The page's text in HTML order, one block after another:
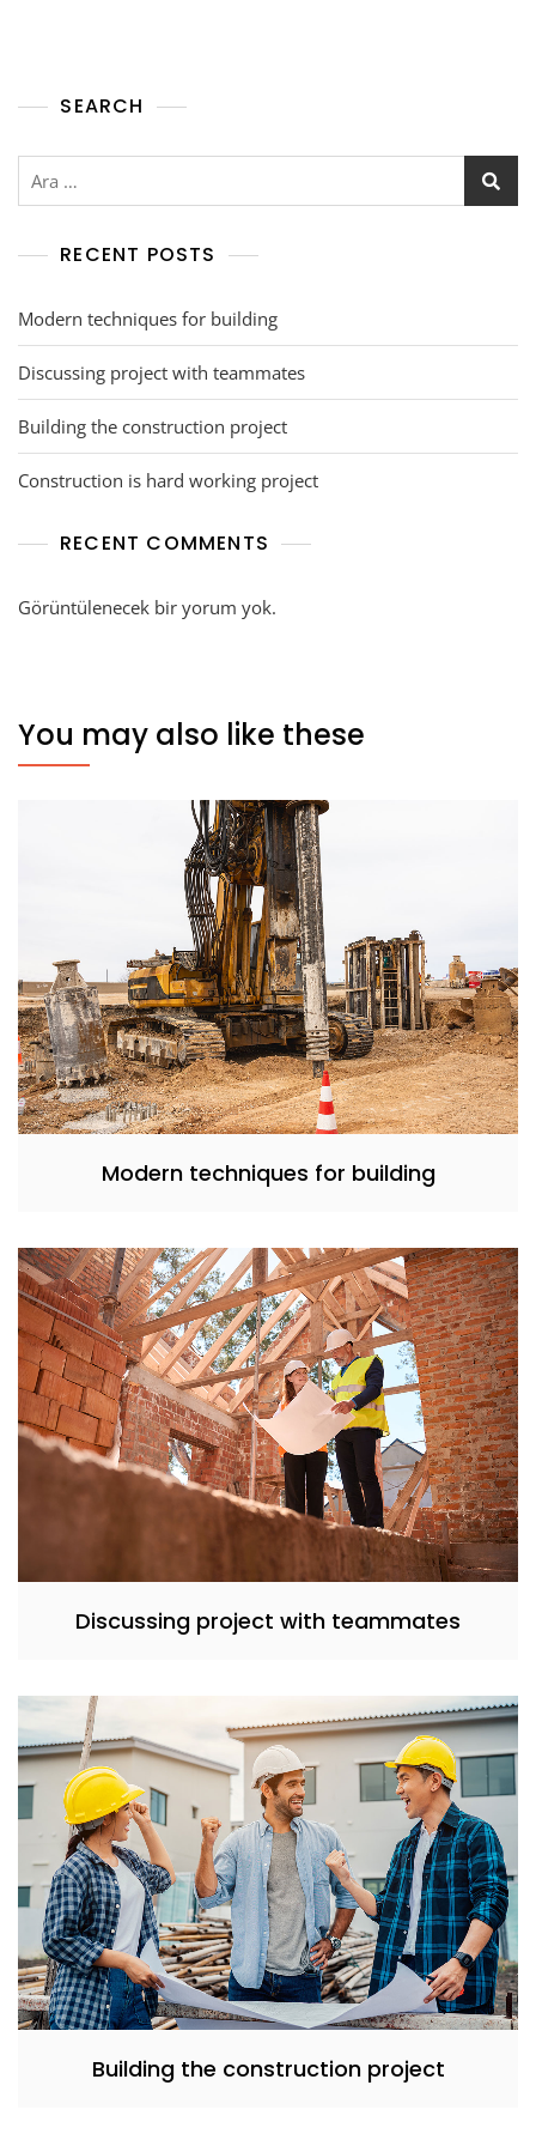
SEARCH
RECENT POSTS
Modern techniques for building
Discussing project with teammates
Building the construction project
Construction is hard working project
RECENT COMMENTS
Görüntülenecek bir yorum yok.
You may also like these
Modern techniques for building
Discussing project with teammates
Building the construction project